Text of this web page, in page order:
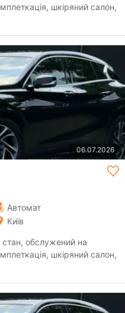
шкіряний салон,
06.07.2026
Автомат
Київ
стан, обслужений на
шкіряний салон,